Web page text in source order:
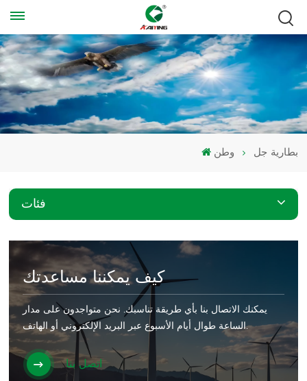
وطن بطارية جل
فئات
كيف يمكننا مساعدتك
يمكنك الاتصال بنا بأي طريقة تناسبك. نحن متواجدون على مدار
الساعة طوال أيام الأسبوع عبر البريد الإلكتروني أو الهاتف.
اتصل بنا